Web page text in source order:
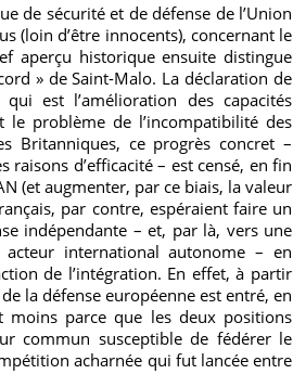
de sécurité et de défense de l’Union
(loin d’être innocents), concernant le
aperçu historique ensuite distingue
» de Saint-Malo. La déclaration de
est l’amélioration des capacités
le problème de l’incompatibilité des
Britanniques, ce progrès concret –
raisons d’efficacité – est censé, en fin
(et augmenter, par ce biais, la valeur
par contre, espéraient faire un
indépendante – et, par là, vers une
international autonome – en
de l’intégration. En effet, à partir
la défense européenne est entré, en
moins parce que les deux positions
commun susceptible de fédérer le
acharnée qui fut lancée entre